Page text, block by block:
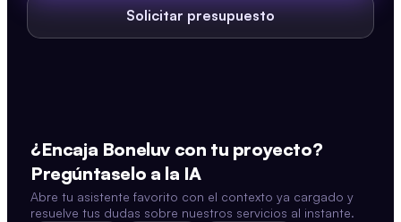
Solicitar presupuesto
¿Encaja Boneluv con tu proyecto?
Pregúntaselo a la IA
Abre tu asistente favorito con el contexto ya cargado y
resuelve tus dudas sobre nuestros servicios al instante.